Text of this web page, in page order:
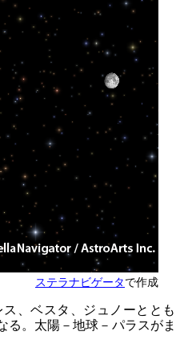
ステラナビゲータで作成
、ベスタ、ジュノーとと
る。太陽－地球－パラスが